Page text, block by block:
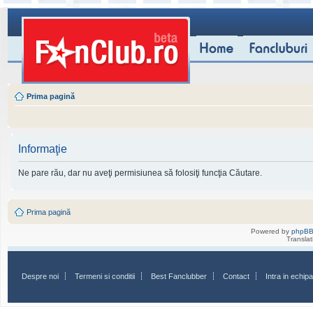
Prima pagină
Informaţie
Ne pare rău, dar nu aveţi permisiunea să folosiţi funcţia Căutare.
Prima pagină
Powered by phpBB
Despre noi Termeni si conditii Best Fanclubber Contact Intra in